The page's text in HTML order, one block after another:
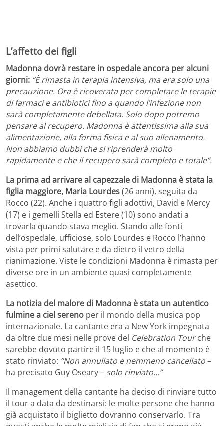
L’affetto dei figli
Madonna dovrà restare in ospedale ancora per alcuni
giorni: “È rimasta in terapia intensiva, ma era solo una
precauzione. Ora è ricoverata per completare le terapie
di farmaci e antibiotici fino a quando l’infezione non
sarà completamente debellata. Solo dopo potremo
pensare al recupero. Madonna è attentissima alla sua
alimentazione, alla forma fisica e al suo allenamento.
Non abbiamo dubbi che si riprenderà molto
rapidamente e che il recupero sarà completo e totale”.
La prima ad arrivare al capezzale di Madonna è stata la
figlia maggiore, Maria Lourdes(26 anni), seguita da
Rocco (22). Anche i quattro figli adottivi, David e Mercy
(17) e i gemelli Stella ed Estere (10) sono andati a
trovarla quando stava meglio. Stando alle fonti
dell’ospedale, ufficiose, solo Lourdes e Rocco l’hanno
vista per primi salutare e da dietro il vetro della
rianimazione. Viste le condizioni Madonna è rimasta per
diverse ore in un ambiente quasi completamente
asettico.
La notizia del malore di Madonna è stata un autentico
fulmine a ciel sereno per il mondo della musica pop
internazionale. La cantante era a New York impegnata
da oltre due mesi nelle prove del Celebration Tourche
sarebbe dovuto partire il 15 luglio e che al momento è
stato rinviato: “Non annullato e nemmeno cancellato–
ha precisato Guy Oseary – solo rinviato…”
Il management della cantante ha deciso di rinviare tutto
il tour a data da destinarsi: le molte persone che hanno
già acquistato il biglietto dovranno conservarlo. Tra